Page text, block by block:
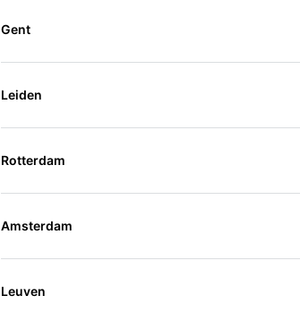
Gent
Leiden
Rotterdam
Amsterdam
Leuven